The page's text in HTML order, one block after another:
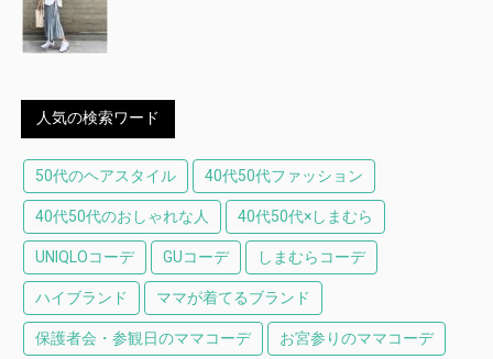
人気の検索ワード
50代のヘアスタイル 40代50代ファッション
40代50代のおしゃれな人 40代50代×しまむら
UNIQLOコーデ GUコーデ しまむらコーデ
ハイブランド ママが着てるブランド
保護者会・参観日のママコーデ お宮参りのママコーデ